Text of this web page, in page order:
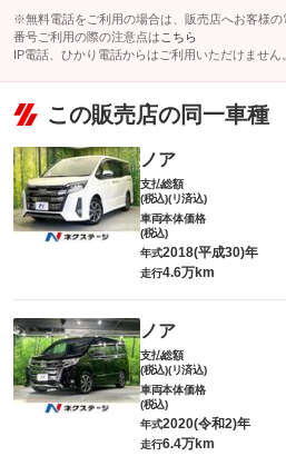
※無料電話をご利用の場合は、販売店へお客様
番号ご利用の際の注意点は こちら
IP電話、ひかり電話からはご利用いただけません。
この販売店の同一車種
ノア
支払総額
(税込)(リ済込)
車両本体価格
(税込)
年式2018(平成30)年
走行4.6万km
ノア
支払総額
(税込)(リ済込)
車両本体価格
(税込)
年式2020(令和2)年
走行6.4万km